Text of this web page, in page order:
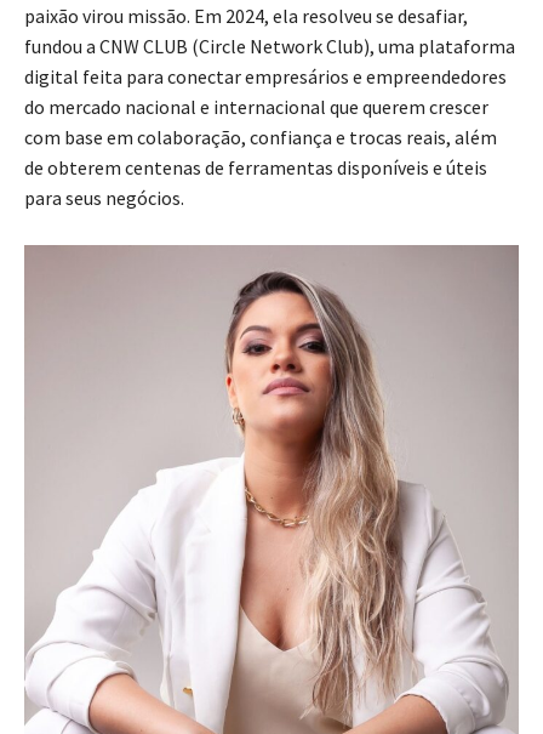
paixão virou missão. Em 2024, ela resolveu se desafiar,
fundou a CNW CLUB (Circle Network Club), uma plataforma
digital feita para conectar empresários e empreendedores
do mercado nacional e internacional que querem crescer
com base em colaboração, confiança e trocas reais, além
de obterem centenas de ferramentas disponíveis e úteis
para seus negócios.